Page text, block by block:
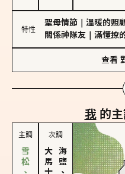
特性
聖母情節 溫暖的照
關係神隊友
滿懂撩
查看
我 的
主調 次調